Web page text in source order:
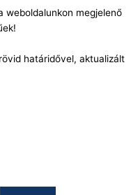
weboldalunkon megjelenő
határidővel, aktualizált